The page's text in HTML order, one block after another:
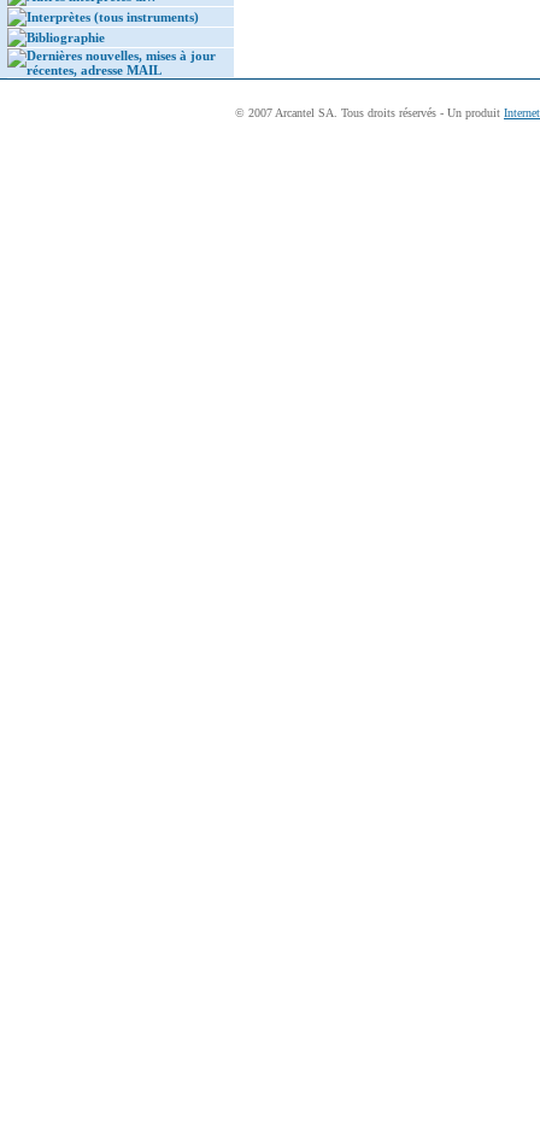
Interprètes (tous instruments)
Bibliographie
Dernières nouvelles, mises à jour
récentes, adresse MAIL
© 2007 Arcantel SA. Tous droits réservés - Un produit